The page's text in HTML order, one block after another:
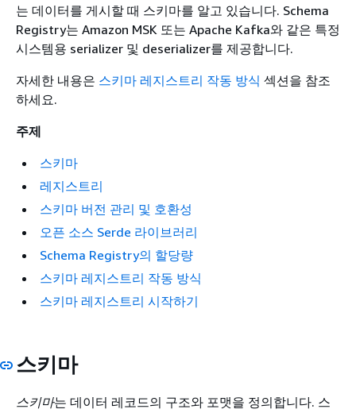
는 데이터를 게시할 때 스키마를 알고 있습니다. Schema
Registry는 Amazon MSK 또는 Apache Kafka와 같은 특정
시스템용 serializer 및 deserializer를 제공합니다.
자세한 내용은 스키마 레지스트리 작동 방식 섹션을 참조
하세요.
주제
스키마
레지스트리
스키마 버전 관리 및 호환성
오픈 소스 Serde 라이브러리
Schema Registry의 할당량
스키마 레지스트리 작동 방식
스키마 레지스트리 시작하기
스키마
스키마는 데이터 레코드의 구조와 포맷을 정의합니다. 스